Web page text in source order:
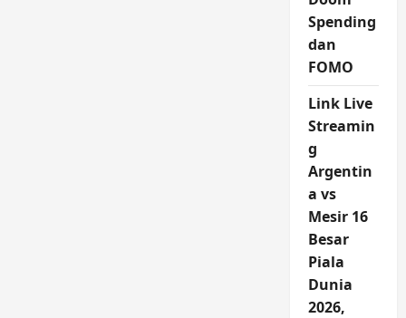
Spending
dan
FOMO
Link Live
Streamin
g
Argentin
a vs
Mesir 16
Besar
Piala
Dunia
2026,